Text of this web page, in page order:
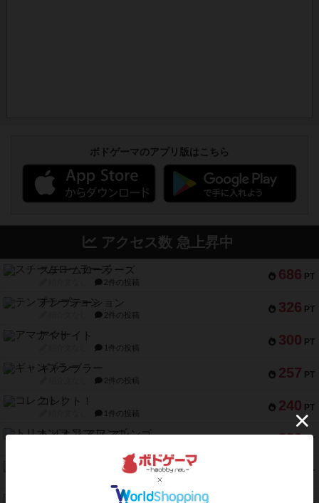
ボドゲーマのアプリ版はこちら
アクセス数 急上昇中
686 PT
スチームローラーズ
2件の投稿
326 PT
テンプテーション
2件の投稿
300 PT
アマナイト
1件の投稿
257 PT
ギャンブラー
2件の投稿
240 PT
コレクト！
1件の投稿
236 PT
トリオンフ ア マレンゴ
PT
バー！パーティー